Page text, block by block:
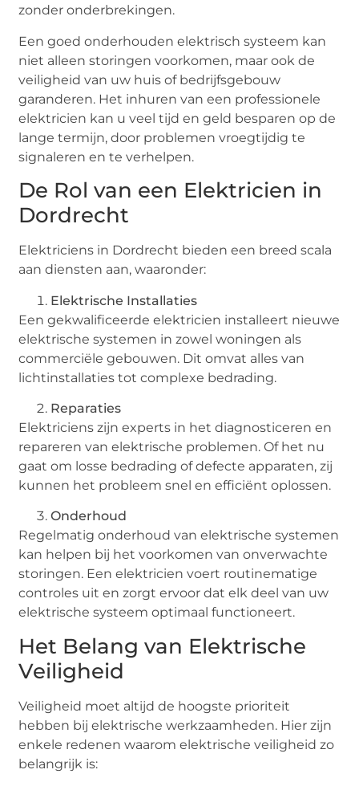
zonder onderbrekingen.
Een goed onderhouden elektrisch systeem kan
niet alleen storingen voorkomen, maar ook de
veiligheid van uw huis of bedrijfsgebouw
garanderen. Het inhuren van een professionele
elektricien kan u veel tijd en geld besparen op de
lange termijn, door problemen vroegtijdig te
signaleren en te verhelpen.
De Rol van een Elektricien in
Dordrecht
Elektriciens in Dordrecht bieden een breed scala
aan diensten aan, waaronder:
Elektrische Installaties
Een gekwalificeerde elektricien installeert nieuwe
elektrische systemen in zowel woningen als
commerciële gebouwen. Dit omvat alles van
lichtinstallaties tot complexe bedrading.
Reparaties
Elektriciens zijn experts in het diagnosticeren en
repareren van elektrische problemen. Of het nu
gaat om losse bedrading of defecte apparaten, zij
kunnen het probleem snel en efficiënt oplossen.
Onderhoud
Regelmatig onderhoud van elektrische systemen
kan helpen bij het voorkomen van onverwachte
storingen. Een elektricien voert routinematige
controles uit en zorgt ervoor dat elk deel van uw
elektrische systeem optimaal functioneert.
Het Belang van Elektrische
Veiligheid
Veiligheid moet altijd de hoogste prioriteit
hebben bij elektrische werkzaamheden. Hier zijn
enkele redenen waarom elektrische veiligheid zo
belangrijk is: